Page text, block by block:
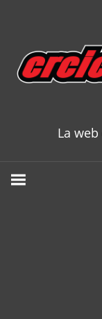
content
La